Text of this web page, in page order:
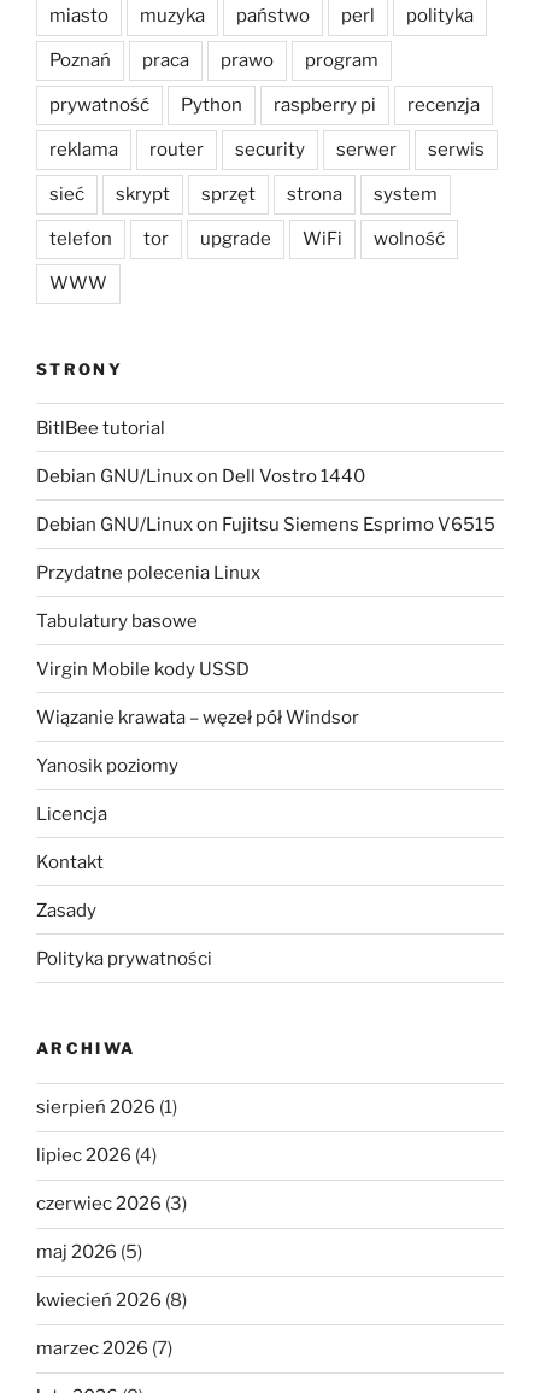
miasto muzyka państwo perl polityka
Poznań praca prawo program
prywatność Python raspberry pi recenzja
reklama router security serwer serwis
sieć skrypt sprzęt strona system
telefon tor upgrade WiFi wolność
WWW
STRONY
BitlBee tutorial
Debian GNU/Linux on Dell Vostro 1440
Debian GNU/Linux on Fujitsu Siemens Esprimo V6515
Przydatne polecenia Linux
Tabulatury basowe
Virgin Mobile kody USSD
Wiązanie krawata – węzeł pół Windsor
Yanosik poziomy
Licencja
Kontakt
Zasady
Polityka prywatności
ARCHIWA
sierpień 2026 (1)
lipiec 2026 (4)
czerwiec 2026 (3)
maj 2026 (5)
kwiecień 2026 (8)
marzec 2026 (7)